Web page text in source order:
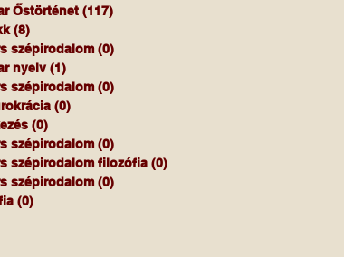
Őstörténet (117)
(8)
szépirodalom (0)
nyelv (1)
szépirodalom (0)
(0)
(0)
szépirodalom (0)
szépirodalom filozófia (0)
szépirodalom (0)
(0)